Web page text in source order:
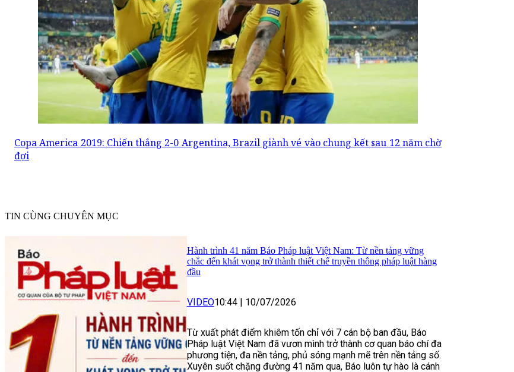
Copa America 2019: Chiến thắng 2-0 Argentina, Brazil giành vé vào chung kết sau 12 năm chờ
đợi
TIN CÙNG CHUYÊN MỤC
Hành trình 41 năm Báo Pháp luật Việt Nam: Từ nền tảng vững
chắc đến khát vọng trở thành thiết chế truyền thông pháp luật hàng
đầu
VIDEO10:44 | 10/07/2026
Từ xuất phát điểm khiêm tốn chỉ với 7 cán bộ ban đầu, Báo
Pháp luật Việt Nam đã vươn mình trở thành cơ quan báo chí đa
phương tiện, đa nền tảng, phủ sóng mạnh mẽ trên nền tảng số.
Xuyên suốt chặng đường 41 năm qua, Báo luôn tự hào là cánh